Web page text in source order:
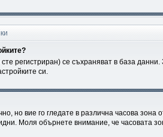
регистриран) се съхраняват в база
си.
но вие го гледате в различна часова
Моля обърнете внимание, че часовата